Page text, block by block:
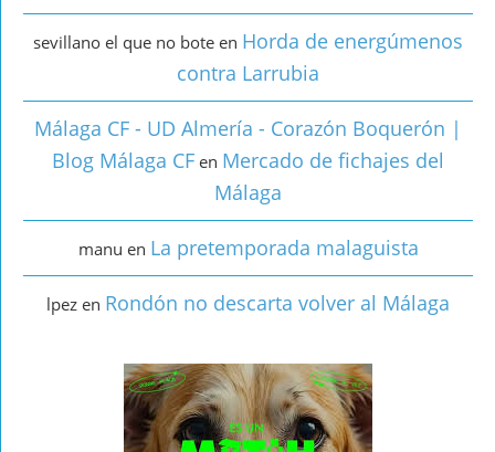
sevillano el que no bote en Horda de energúmenos
contra Larrubia
Málaga CF - UD Almería - Corazón Boquerón |
Blog Málaga CF en Mercado de fichajes del
Málaga
manu en La pretemporada malaguista
lpez en Rondón no descarta volver al Málaga